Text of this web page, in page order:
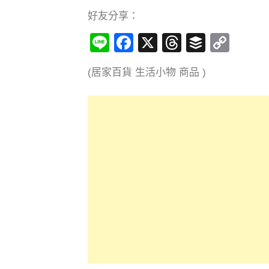
好友分享：
LineFacebook
X Threads
Buffer
(居家百貨 生活小物 商品 )